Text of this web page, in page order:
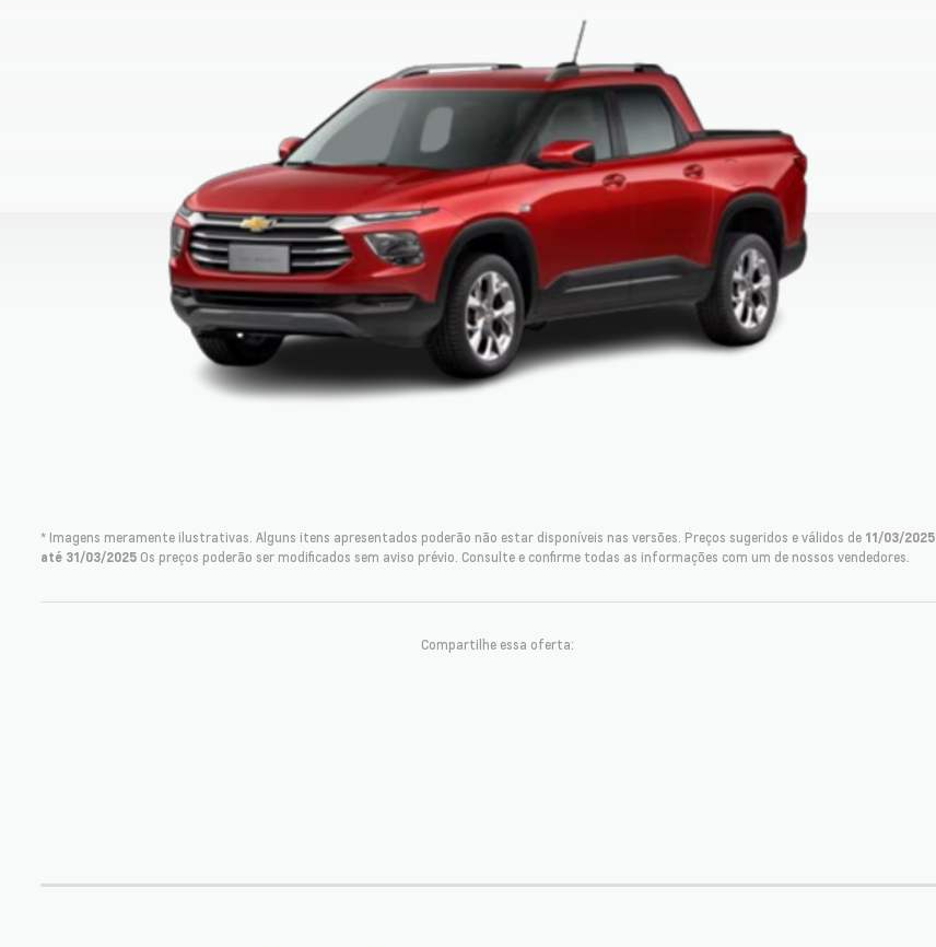
* Imagens meramente ilustrativas. Alguns itens apresentados poderão não estar disponíveis nas versões. Preços sugeridos e válidos de 11/03/2025
até 31/03/2025 Os preços poderão ser modificados sem aviso prévio. Consulte e confirme todas as informações com um de nossos vendedores.
Compartilhe essa oferta: